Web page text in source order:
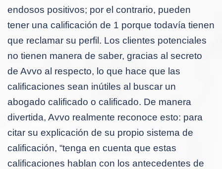
endosos positivos; por el contrario, pueden
tener una calificación de 1 porque todavía tienen
que reclamar su perfil. Los clientes potenciales
no tienen manera de saber, gracias al secreto
de Avvo al respecto, lo que hace que las
calificaciones sean inútiles al buscar un
abogado calificado o calificado. De manera
divertida, Avvo realmente reconoce esto: para
citar su explicación de su propio sistema de
calificación, “tenga en cuenta que estas
calificaciones hablan con los antecedentes de